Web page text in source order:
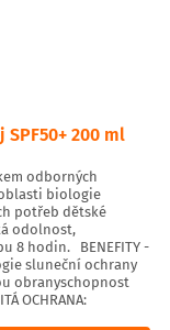
200 ml
odborných
biologie
potřeb dětské
odolnost,
8 hodin. BENEFITY -
sluneční ochrany
obranyschopnost
OCHRANA: